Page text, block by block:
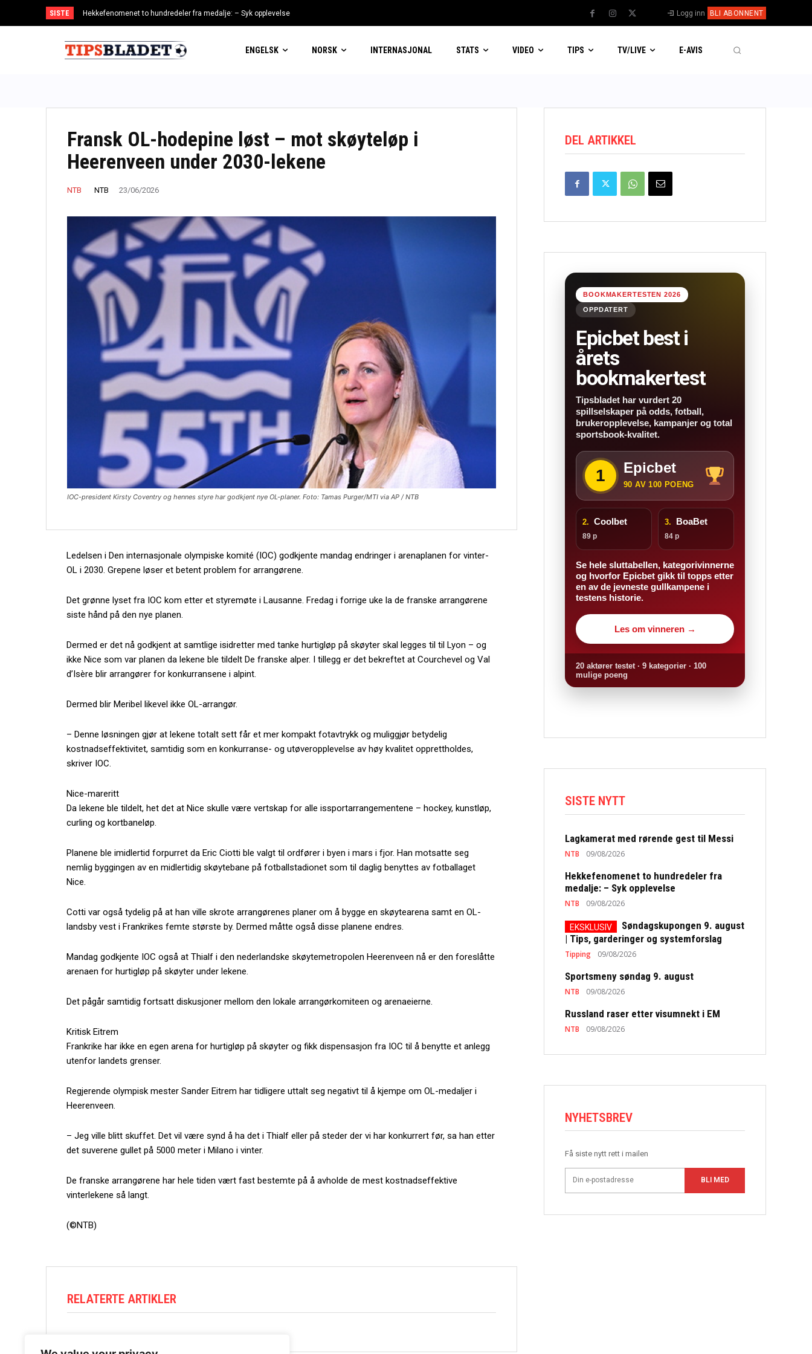
SISTE Hekkefenomenet to hundredeler fra medalje: – Syk opplevelse
Søndagskupongen 9. august | Tips, garderinger og systemforslag Logg inn BLI ABONNENT
ENGELSK NORSK INTERNASJONAL STATS VIDEO TIPS TV/LIVE E-AVIS
Fransk OL-hodepine løst – mot skøyteløp i
Heerenveen under 2030-lekene
NTB NTB 23/06/2026
IOC-president Kirsty Coventry og hennes styre har godkjent nye OL-planer. Foto: Tamas Purger/MTI via AP / NTB
Ledelsen i Den internasjonale olympiske komité (IOC) godkjente mandag endringer i arenaplanen for vinter-
OL i 2030. Grepene løser et betent problem for arrangørene.
Det grønne lyset fra IOC kom etter et styremøte i Lausanne. Fredag i forrige uke la de franske arrangørene
siste hånd på den nye planen.
Dermed er det nå godkjent at samtlige isidretter med tanke hurtigløp på skøyter skal legges til til Lyon – og
ikke Nice som var planen da lekene ble tildelt De franske alper. I tillegg er det bekreftet at Courchevel og Val
d’Isère blir arrangører for konkurransene i alpint.
Dermed blir Meribel likevel ikke OL-arrangør.
– Denne løsningen gjør at lekene totalt sett får et mer kompakt fotavtrykk og muliggjør betydelig
kostnadseffektivitet, samtidig som en konkurranse- og utøveropplevelse av høy kvalitet opprettholdes,
skriver IOC.
Nice-mareritt
Da lekene ble tildelt, het det at Nice skulle være vertskap for alle issportarrangementene – hockey, kunstløp,
curling og kortbaneløp.
Planene ble imidlertid forpurret da Eric Ciotti ble valgt til ordfører i byen i mars i fjor. Han motsatte seg
nemlig byggingen av en midlertidig skøytebane på fotballstadionet som til daglig benyttes av fotballaget
Nice.
Cotti var også tydelig på at han ville skrote arrangørenes planer om å bygge en skøytearena samt en OL-
landsby vest i Frankrikes femte største by. Dermed måtte også disse planene endres.
Mandag godkjente IOC også at Thialf i den nederlandske skøytemetropolen Heerenveen nå er den foreslåtte
arenaen for hurtigløp på skøyter under lekene.
Det pågår samtidig fortsatt diskusjoner mellom den lokale arrangørkomiteen og arenaeierne.
Kritisk Eitrem
Frankrike har ikke en egen arena for hurtigløp på skøyter og fikk dispensasjon fra IOC til å benytte et anlegg
utenfor landets grenser.
Regjerende olympisk mester Sander Eitrem har tidligere uttalt seg negativt til å kjempe om OL-medaljer i
Heerenveen.
– Jeg ville blitt skuffet. Det vil være synd å ha det i Thialf eller på steder der vi har konkurrert før, sa han etter
det suverene gullet på 5000 meter i Milano i vinter.
De franske arrangørene har hele tiden vært fast bestemte på å avholde de mest kostnadseffektive
vinterlekene så langt.
(©NTB)
RELATERTE ARTIKLER
DEL ARTIKKEL
BOOKMAKERTESTEN 2026
OPPDATERT
Epicbet best i
årets
bookmakertest
Tipsbladet har vurdert 20
spillselskaper på odds, fotball,
brukeropplevelse, kampanjer og total
sportsbook-kvalitet.
1 Epicbet
90 AV 100 POENG
2. Coolbet
89 p
3. BoaBet
84 p
Se hele sluttabellen, kategorivinnerne
og hvorfor Epicbet gikk til topps etter
en av de jevneste gullkampene i
testens historie.
Les om vinneren →
20 aktører testet · 9 kategorier · 100
mulige poeng
SISTE NYTT
Lagkamerat med rørende gest til Messi
NTB 09/08/2026
Hekkefenomenet to hundredeler fra
medalje: – Syk opplevelse
NTB 09/08/2026
Søndagskupongen 9. august
| Tips, garderinger og systemforslag
Tipping 09/08/2026
Sportsmeny søndag 9. august
NTB 09/08/2026
Russland raser etter visumnekt i EM
NTB 09/08/2026
NYHETSBREV
Få siste nytt rett i mailen
BLI MED